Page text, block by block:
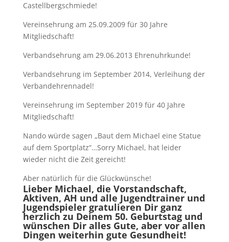
Castellbergschmiede!
Vereinsehrung am 25.09.2009 für 30 Jahre
Mitgliedschaft!
Verbandsehrung am 29.06.2013 Ehrenuhrkunde!
Verbandsehrung im September 2014, Verleihung der
Verbandehrennadel!
Vereinsehrung im September 2019 für 40 Jahre
Mitgliedschaft!
Nando würde sagen „Baut dem Michael eine Statue
auf dem Sportplatz“…Sorry Michael, hat leider
wieder nicht die Zeit gereicht!
Aber natürlich für die Glückwünsche!
Lieber Michael, die Vorstandschaft,
Aktiven, AH und alle Jugendtrainer und
Jugendspieler gratulieren Dir ganz
herzlich zu Deinem 50. Geburtstag und
wünschen Dir alles Gute, aber vor allen
Dingen weiterhin gute Gesundheit!